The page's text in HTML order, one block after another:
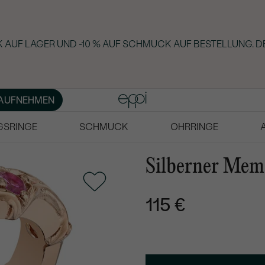
LAGER UND -10 % AUF SCHMUCK AUF BESTELLUNG.
SCHMUCK OHRRINGE
Silberner
115 €